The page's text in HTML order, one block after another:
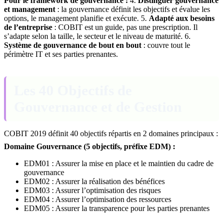
et management : la gouvernance définit les objectifs et évalue les
options, le management planifie et exécute. 5. Adapté aux besoins
de l’entreprise : COBIT est un guide, pas une prescription. Il
s’adapte selon la taille, le secteur et le niveau de maturité. 6.
Système de gouvernance de bout en bout : couvre tout le
périmètre IT et ses parties prenantes.
COBIT 2019 définit 40 objectifs répartis en 2 domaines principaux :
Domaine Gouvernance (5 objectifs, préfixe EDM) :
EDM01 : Assurer la mise en place et le maintien du cadre de
gouvernance
EDM02 : Assurer la réalisation des bénéfices
EDM03 : Assurer l’optimisation des risques
EDM04 : Assurer l’optimisation des ressources
EDM05 : Assurer la transparence pour les parties prenantes